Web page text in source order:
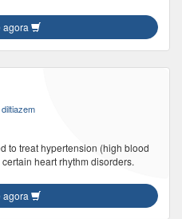
agora
diltiazem
to treat hypertension (high blood
heart rhythm disorders.
agora